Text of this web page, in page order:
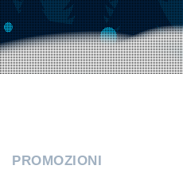
PROMOZIONI